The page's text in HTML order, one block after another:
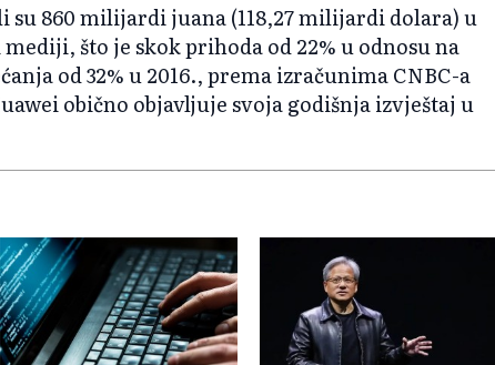
860 milijardi juana (118,27 milijardi dolara) u
što je skok prihoda od 22% u odnosu na
od 32% u 2016., prema izračunima CNBC-a
obično objavljuje svoja godišnja izvještaj u